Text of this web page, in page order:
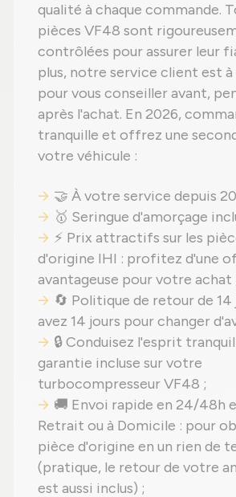
qualité à chaque commande.
pièces VF48 sont
contrôlées pour assurer leur
plus, notre service client est
pour vous conseiller avant,
après l'achat. En 2026,
tranquille et offrez une
votre véhicule :
🤝 À votre service depuis
🥇 Seringue d'amorçage
⚡ Prix attractifs sur les
d'origine IHI : profitez d'une
avantageuse pour votre achat
🔄 Politique de retour de 14
avez 14 jours pour changer
🔒 Conduisez l'esprit
garantie incluse sur votre
turbocompresseur VF48 ;
🚚 Envoi rapide en 24/48h
Retrait ou à Domicile : pour
pièce d'origine en un rien de
(pratique, le retour de votre
est aussi inclus) ;